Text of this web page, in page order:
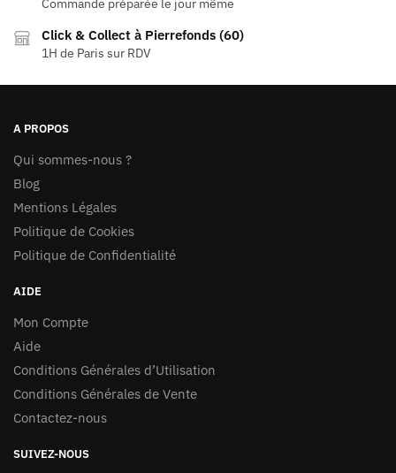
la
page
Commande préparée le jour même
Click & Collect à Pierrefonds (60)
1H de Paris sur RDV
A PROPOS
Qui sommes-nous ?
Blog
Mentions Légales
Politique de Cookies
Politique de Confidentialité
AIDE
Mon Compte
Aide
Conditions Générales d’Utilisation
Conditions Générales de Vente
Contactez-nous
SUIVEZ-NOUS